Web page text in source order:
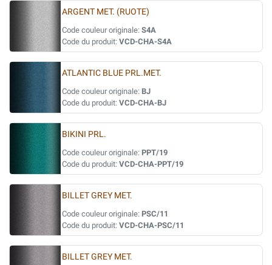
ARGENT MET. (RUOTE)
Code couleur originale: S4A
Code du produit: VCD-CHA-S4A
ATLANTIC BLUE PRL.MET.
Code couleur originale: BJ
Code du produit: VCD-CHA-BJ
BIKINI PRL.
Code couleur originale: PPT/19
Code du produit: VCD-CHA-PPT/19
BILLET GREY MET.
Code couleur originale: PSC/11
Code du produit: VCD-CHA-PSC/11
BILLET GREY MET.